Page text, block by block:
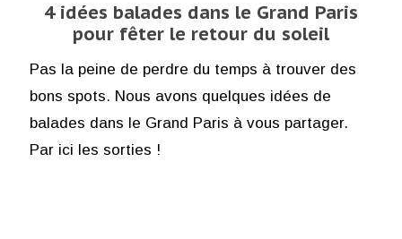
4 idées balades dans le Grand Paris
pour fêter le retour du soleil
Pas la peine de perdre du temps à trouver des
bons spots. Nous avons quelques idées de
balades dans le Grand Paris à vous partager.
Par ici les sorties !